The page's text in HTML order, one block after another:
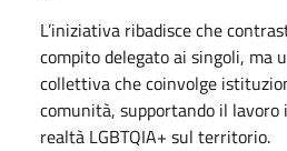
L’iniziativa ribadisce che
compito delegato ai singoli, ma
collettiva che coinvolge
comunità, supportando il lavoro
realtà LGBTQIA+ sul territorio.